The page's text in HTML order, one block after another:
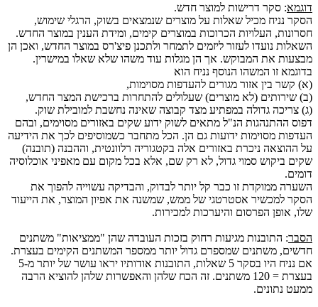
דוגמא: סקר דרישות למוצר חדש.
הסקר נניח מכיל שאלות על מוצרים שנמצאים בשוק, הרגלי שימוש,
חסרונות, העלויות הכרוכות במוצרים קימים, ומידת הענין במוצר החדש.
השאלות נועדו לעזור ליזמים לתמחר ולתכנן פיצ'רס במוצר החדש, ואכן הן
מבצעות את המבוקש. אך הן מגלות עוד משהו שלא שאלו במישרין.
בדוגמא זו המשהו הנוסף נניח הוא
(א) קשר בין אזור מגורים להעדפות מסוימות,
(ב) שירותים (לא מוצרים) שעלולים להתחרות ברכישת המצר החדש,
(ג) צריכה גדולה במפתיע מצד קבוצה שאינה נחשבת למובילת שוק.
דפוס ההתנהגות הנ"ל מתאים לשוק ידוע שקים באזורים מסוימים, ובהם
העדפות מסוימות ידועות גם הן. הכל מתחבר כשמוסיפים לכך את הידיעה
על ההוצאה ניכרת באזורים אלה בקטגוריה רלוונטית, וההבנה (תובנה)
שקים ביקוש סמוי גדול, לא רק שם, אלא בכל מקום עם מאפיני אוכלוסיה
דומים.
השערה ממוקדת זו כבר קל יותר לבדוק, והבדיקה עשוייה להפוך את
הסקר למכשיר אסטרטגי של ממש, שמשנה את אפיון המוצר, את הייעוד
שלו, אופן הפרסום והיערכות למכירות.
הסבר: התובנות מגיעות רחוק בזכות העובדה שהן "ממציאות" משתנים
חדשים, משתנים שמספרם גדול יותר ממספר המשתנים הקימים בעצרת.
אם נניח היו בסקר 5 שאלות, התובנות אודותיו יראו עושר של יותר מ-5
בעצרת = 120 משתנים. זה הכח שלהן והאפשרות שלהן להוציא הרבה
ממעט נתונים.